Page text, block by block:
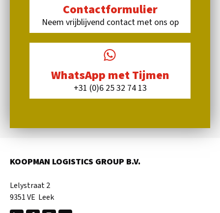
Contactformulier
Neem vrijblijvend contact met ons op
WhatsApp met Tijmen
+31 (0)6 25 32 74 13
KOOPMAN LOGISTICS GROUP B.V.
Lelystraat 2
9351 VE Leek